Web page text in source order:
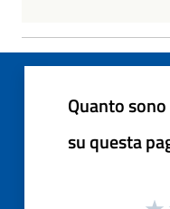
Quanto
su questa